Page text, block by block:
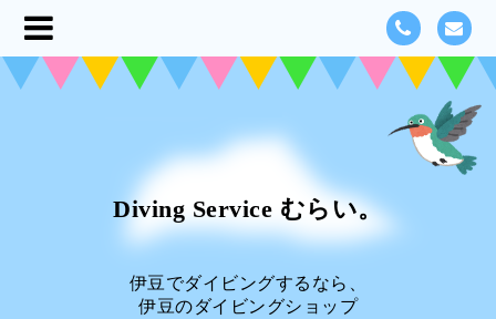
Diving Service むらい。
伊豆でダイビングするなら、
伊豆のダイビングショップ